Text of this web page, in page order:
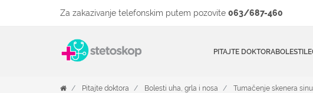
Za zakazivanje telefonskim putem pozovite 063/687-460
PITAJTE DOKTORABOLESTI
Pitajte doktora Bolesti uha, grla i nosa Tumačenje skenera